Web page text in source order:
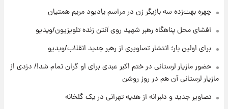
۱۰ ساعت پیش
مرداد ۱۴۰۵ +جدول
۱۱ ساعت پیش
با قدرتمندترین و بادوام ترین تانک جهان آشنا
شوید+ فیلم
چهره بهت‌زده سه بازیگر زن در مراسم یادبود مریم همتیان
افشای محل پناهگاه‌ رهبر شهید روی آنتن زنده تلویزیون/ویدیو
برای اولین بار؛ انتشار تصاویری از رهبر جدید انقلاب/ویدیو
حضور مازیار لرستانی در ختم اکبر عبدی برای او گران تمام شد!/ دزدی از
مازیار لرستانی آن هم در روز روشن
تصاویر جدید و دلبرانه از هدیه تهرانی در یک گلخانه